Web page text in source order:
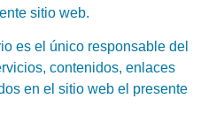
sitio web.
es el único responsable del
contenidos, enlaces
en el sitio web el presente